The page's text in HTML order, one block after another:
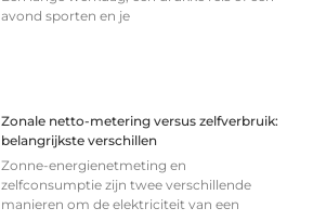
avond sporten en je
Zonale netto-metering versus zelfverbruik:
belangrijkste verschillen
Zonne-energienetmeting en
zelfconsumptie zijn twee verschillende
manieren om de elektriciteit van een